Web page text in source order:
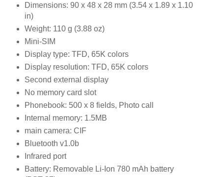
Dimensions: 90 x 48 x 28 mm (3.54 x 1.89 x 1.10
in)
Weight: 110 g (3.88 oz)
Mini-SIM
Display type: TFD, 65K colors
Display resolution: TFD, 65K colors
Second external display
No memory card slot
Phonebook: 500 x 8 fields, Photo call
Internal memory: 1.5MB
main camera: CIF
Bluetooth v1.0b
Infrared port
Battery: Removable Li-Ion 780 mAh battery